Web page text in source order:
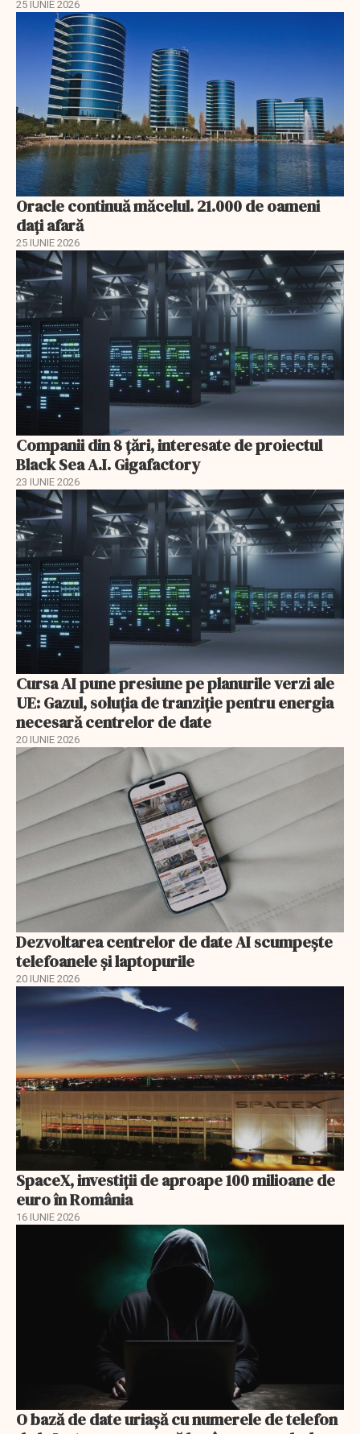
25 IUNIE 2026
Oracle continuă măcelul. 21.000 de oameni
dați afară
25 IUNIE 2026
Companii din 8 țări, interesate de proiectul
Black Sea A.I. Gigafactory
23 IUNIE 2026
Cursa AI pune presiune pe planurile verzi ale
UE: Gazul, soluția de tranziție pentru energia
necesară centrelor de date
20 IUNIE 2026
Dezvoltarea centrelor de date AI scumpeşte
telefoanele şi laptopurile
20 IUNIE 2026
SpaceX, investiţii de aproape 100 milioane de
euro în România
16 IUNIE 2026
O bază de date uriașă cu numerele de telefon